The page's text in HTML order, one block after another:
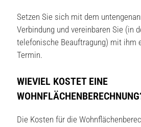
Setzen Sie sich mit dem
Verbindung und vereinbaren Sie (in
telefonische Beauftragung) mit ihm
Termin.
WIEVIEL KOSTET EINE
Die Kosten für die